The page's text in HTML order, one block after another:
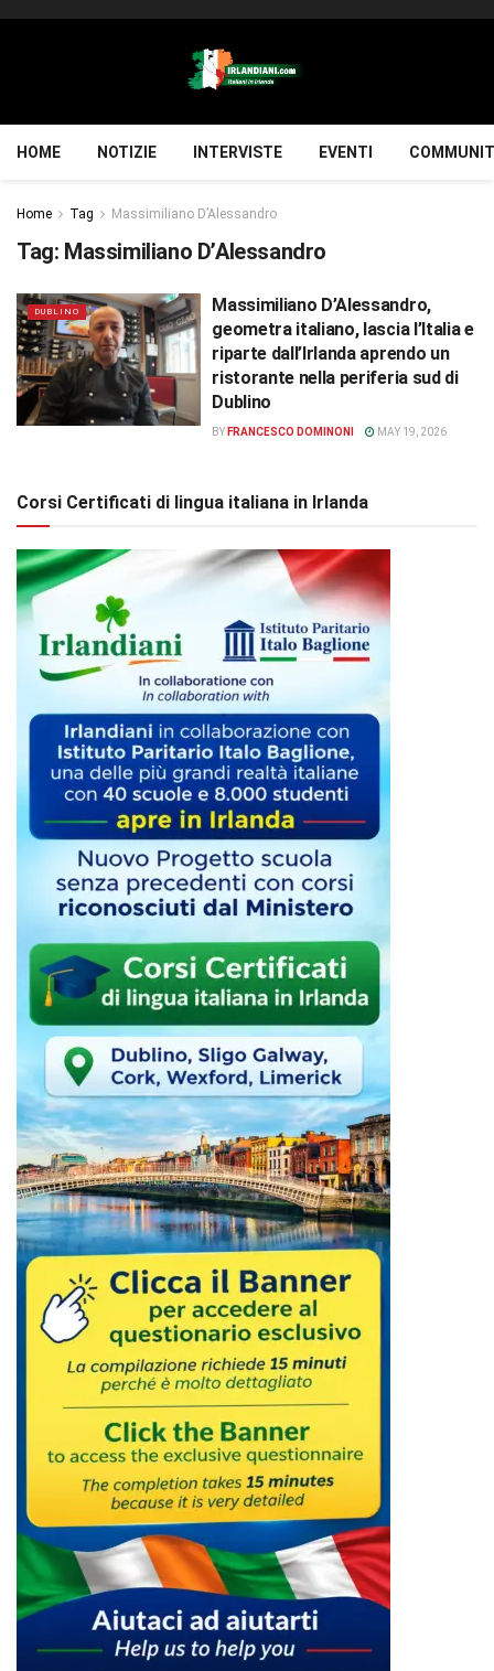
HOME NOTIZIE INTERVISTE EVENTI
Home Tag Massimiliano D’Alessandro
Tag: Massimiliano D’Alessandro
DUBLINO
Massimiliano D’Alessandro,
geometra italiano, lascia l’Italia e
riparte dall’Irlanda aprendo un
ristorante nella periferia sud di
Dublino
BY FRANCESCO DOMINONI MAY 19, 2026
Corsi Certificati di lingua italiana in Irlanda